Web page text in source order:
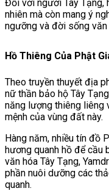
Đối với người Tây Tạng,
nhiên mà còn mang ý
ngưỡng và đời sống văn
Hồ Thiêng Của Phật
Theo truyền thuyết địa
nữ thần bảo hộ Tây
năng lượng thiêng liêng
mệnh của vùng đất này.
Hàng năm, nhiều tín đồ
hương quanh hồ để cầu
văn hóa Tây Tạng,
phần nuôi dưỡng các
quanh.